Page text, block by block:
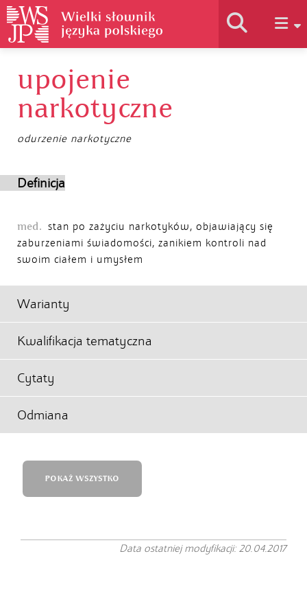
Historia słownika
upojenie
narkotyczne
odurzenie narkotyczne
Definicja
med. stan po zażyciu narkotyków, objawiający się
zaburzeniami świadomości, zanikiem kontroli nad
swoim ciałem i umysłem
Warianty
Kwalifikacja tematyczna
Cytaty
Odmiana
POKAŻ WSZYSTKO
Data ostatniej modyfikacji: 20.04.2017